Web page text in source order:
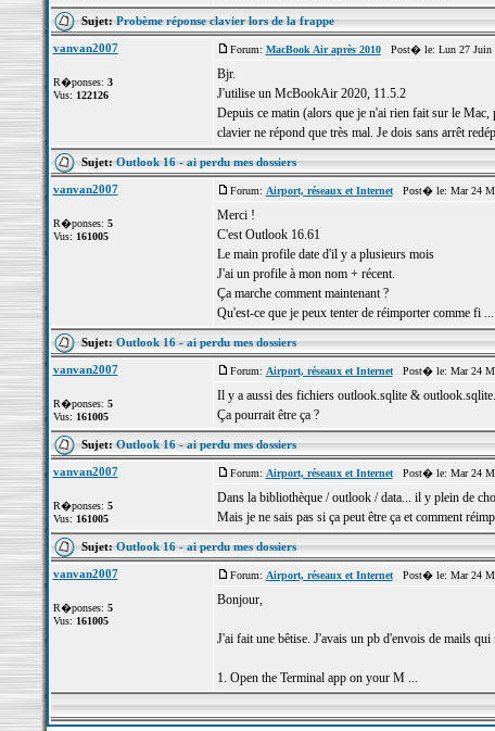
Sujet:Probème réponse clavier lors de la frappe
vanvan2007
R�ponses: 3
Vus: 122126
Forum: MacBook Air après 2010Post� le: Lun 27 Juin
Bjr.
J'utilise un McBookAir 2020, 11.5.2
Depuis ce matin (alors que je n'ai rien fait sur le Mac,
clavier ne répond que très mal. Je dois sans arrêt
Sujet:Outlook 16 - ai perdu mes dossiers
vanvan2007
R�ponses: 5
Vus: 161005
Forum: Airport, réseaux et InternetPost� le: Mar 24
Merci !
C'est Outlook 16.61
Le main profile date d'il y a plusieurs mois
J'ai un profile à mon nom + récent.
Ça marche comment maintenant ?
Qu'est-ce que je peux tenter de réimporter comme fi ...
Sujet:Outlook 16 - ai perdu mes dossiers
vanvan2007
R�ponses: 5
Vus: 161005
Forum: Airport, réseaux et InternetPost� le: Mar 24
Il y a aussi des fichiers outlook.sqlite &
Ça pourrait être ça ?
Sujet:Outlook 16 - ai perdu mes dossiers
vanvan2007
R�ponses: 5
Vus: 161005
Forum: Airport, réseaux et InternetPost� le: Mar 24
Dans la bibliothèque / outlook / data... il y plein de
Mais je ne sais pas si ça peut être ça et comment
Sujet:Outlook 16 - ai perdu mes dossiers
vanvan2007
R�ponses: 5
Vus: 161005
Forum: Airport, réseaux et InternetPost� le: Mar 24
Bonjour,
J'ai fait une bêtise. J'avais un pb d'envois de mails
1. Open the Terminal app on your M ...